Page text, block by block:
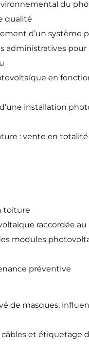
du
qualité
d’un système
administratives
en
installation
: vente en
toiture
raccordée au
modules
préventive
de masques,
et étiquetage